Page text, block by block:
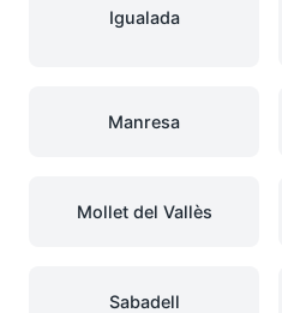
Igualada
Manresa
Mollet del Vallès
Sabadell